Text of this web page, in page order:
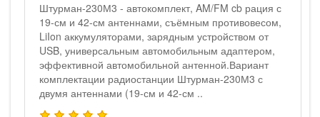
Штурман-230М3 - автокомплект, AM/FM cb рация с
19-см и 42-см антеннами, съёмным противовесом,
LiIon аккумуляторами, зарядным устройством от
USB, универсальным автомобильным адаптером,
эффективной автомобильной антенной.Вариант
комплектации радиостанции Штурман-230М3 с
двумя антеннами (19-см и 42-см ..